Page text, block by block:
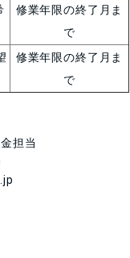
修業年限の終了月ま
で
修業年限の終了月ま
で
担当